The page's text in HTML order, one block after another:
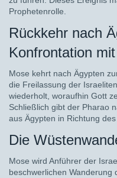
Prophetenrolle.
Rückkehr
Konfrontation
Mose kehrt nach Ägypten
die Freilassung der
wiederholt, woraufhin Gott
Schließlich gibt der Pharao
aus Ägypten in Richtung
Die
Mose wird Anführer der
beschwerlichen Wanderung